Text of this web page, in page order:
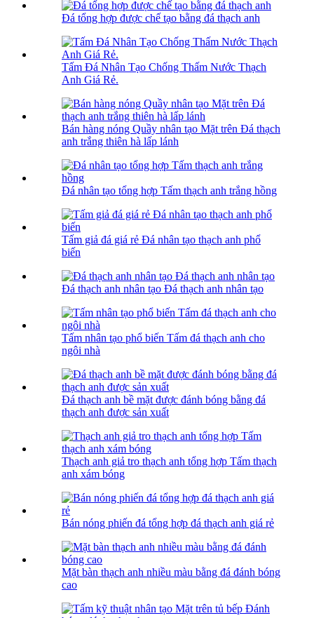
Đá tổng hợp được chế tạo bằng đá thạch anh
Tấm Đá Nhân Tạo Chống Thấm Nước Thạch
Anh Giá Rẻ.
Bán hàng nóng Quầy nhân tạo Mặt trên Đá thạch
anh trắng thiên hà lấp lánh
Đá nhân tạo tổng hợp Tấm thạch anh trắng hồng
Tấm giả đá giá rẻ Đá nhân tạo thạch anh phổ
biến
Đá thạch anh nhân tạo Đá thạch anh nhân tạo
Tấm nhân tạo phổ biến Tấm đá thạch anh cho
ngôi nhà
Đá thạch anh bề mặt được đánh bóng bằng đá
thạch anh được sản xuất
Thạch anh giả tro thạch anh tổng hợp Tấm thạch
anh xám bóng
Bán nóng phiến đá tổng hợp đá thạch anh giá rẻ
Mặt bàn thạch anh nhiều màu bằng đá đánh bóng
cao